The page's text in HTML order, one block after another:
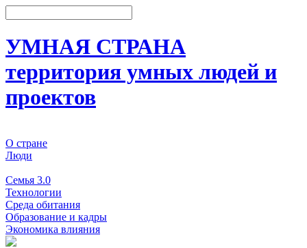
УМНАЯ СТРАНА
территория умных людей и
проектов
О стране
Люди
Семья 3.0
Технологии
Среда обитания
Образование и кадры
Экономика влияния